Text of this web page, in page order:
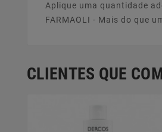
Aplique uma quantidade
FARMAOLI - Mais do que
CLIENTES QUE